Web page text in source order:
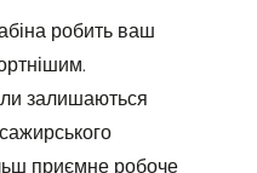
робить ваш
залишаються
приємне робоче